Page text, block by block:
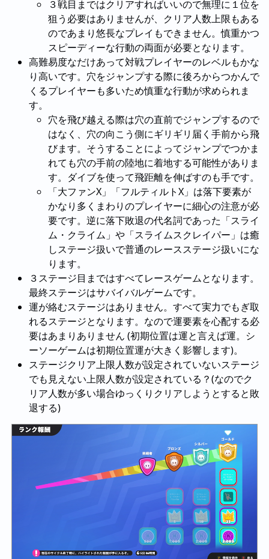
３戦目まではクリアすればいいので無理に１位を
狙う必要はありませんが、クリア人数上限もある
のであまり悠長なプレイもできません。慎重かつ
スピーディーな行動の両面が必要となります。
高難易度なだけあって対戦プレイヤーのレベルもかな
り高いです。穴をジャンプする際に後ろからつかんで
くるプレイヤーも多いため慎重な行動が求められま
す。
穴を飛び越える際は穴の直前でジャンプするので
はなく、穴の向こう側にギリギリ届く手前から飛
びます。そうすることによってジャンプでつかま
れても穴の手前の陸地に着地する可能性がありま
す。ダイブを使って飛距離を伸ばすのも手です。
「大ファンX」「フルティルトX」は落下要素が
かなり多くまわりのプレイヤーに細心の注意が必
要です。逆に落下敗退の代名詞であった「スライ
ム・クライム」や「スライムスクレイパー」は癒
しステージ扱いで普通のレースステージ扱いにな
ります。
３ステージ目まではすべてレースゲームとなります。
最終ステージはサバイバルゲームです。
運が絡むステージはありません。すべて実力でもぎ取
れるステージとなります。なので運要素を心配する必
要はあまりありません (初期位置は運と言えば運。シ
ーソーゲームは初期位置運が大きく影響します)。
ステージクリア上限人数が設定されていないステージ
でも見えない上限人数が設定されている？(なのでク
リア人数が多い場合ゆっくりクリアしようとすると敗
退する)